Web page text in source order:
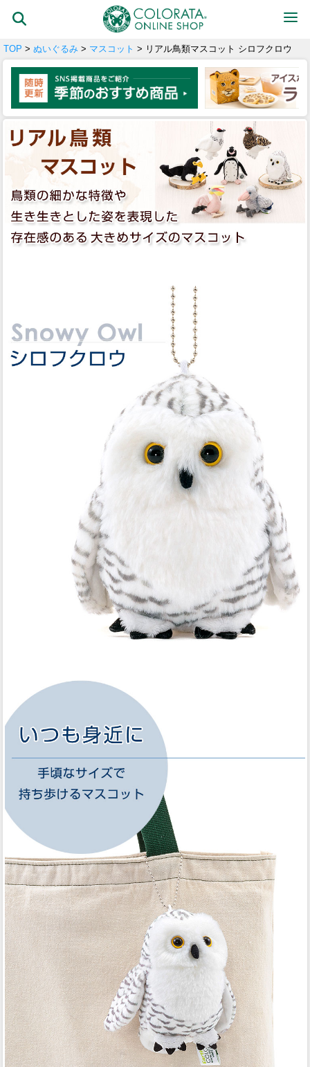
TOP > ぬいぐるみ > マスコット > リアル鳥類マスコット シロフクロウ